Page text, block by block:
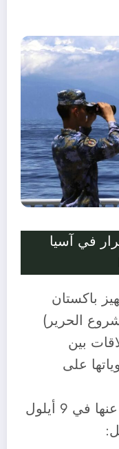
في آسيا
باكستان
الحرير)
بين
على
أثارت الصفقة التي تم الإعلان عنها في 9 أيلول